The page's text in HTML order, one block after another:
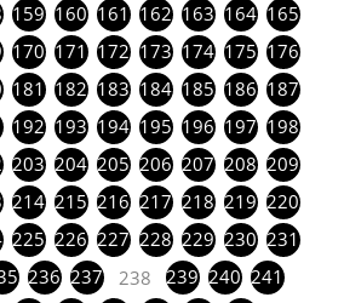
159 160 161 162 163 164 165
170 171 172 173 174 175 176
181 182 183 184 185 186 187
192 193 194 195 196 197 198
203 204 205 206 207 208 209
214 215 216 217 218 219 220
225 226 227 228 229 230 231
236 237 238 239 240 241